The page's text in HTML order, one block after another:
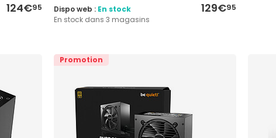
124€95 129€95
Dispo web : En stock
En stock dans 3 magasins
Promotion